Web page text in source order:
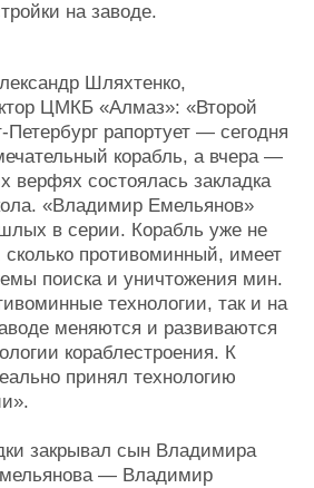
на заводе.
Шляхтенко,
ЦМКБ «Алмаз»: «Второй
рапортует — сегодня
корабль, а вчера —
верфях состоялась закладка
«Владимир Емельянов»
в серии. Корабль уже не
сколько противоминный, имеет
поиска и уничтожения мин.
технологии, так и на
меняются и развиваются
кораблестроения. К
принял технологию
закрывал сын Владимира
— Владимир